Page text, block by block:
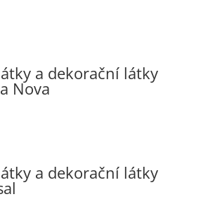
a dekorační látky
Nova
a dekorační látky